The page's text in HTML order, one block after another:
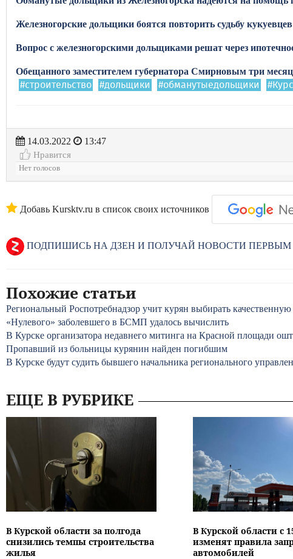
Железногорские дольщики боятся повторить судьбу кукуевцев
Вопрос с железногорскими дольщиками решат через
Обещанного заместителем губернатора Смирновым три
#строительство #дольщики #обманутыедольщики
14.03.2022
13:47
Нравится
Нет голосов
Добавь Kursktv.ru в список своих источников
ПОДПИШИСЬ НА ДЗЕН И ПОЛУЧАЙ НОВОСТИ ПЕРВЫМ
Похожие статьи
Региональный Роспотребнадзор учит курян выбирать
«Нулевого» заболевшего в БСМП удалось вычислить
В Курске организатора недавнего митинга на Красной площади
Пропавший из больницы курянин найден погибшим
В Курске будут судить бывшего начальника регионального
ЕЩЕ В РУБРИКЕ
В Курской области за полгода
снизились темпы строительства
жилья
В Курской области с
изменят правила
автомобилей